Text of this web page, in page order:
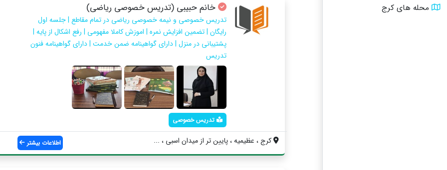
محله های کرج
خانم حبیبی (تدریس خصوصی ریاضی)
تدریس خصوصی و نیمه خصوصی ریاضی در تمام مقاطع | جلسه اول
رایگان | تضمین افزایش نمره | اموزش کاملا مفهومی | رفع اشکال از پایه |
پشتیبانی در منزل | دارای گواهینامه ضمن خدمت | دارای گواهینامه فنون
تدریس
تدریس خصوصی
کرج ، عظیمیه ، پایین تر از میدان اسبی ، ... اطلاعات بیشتر